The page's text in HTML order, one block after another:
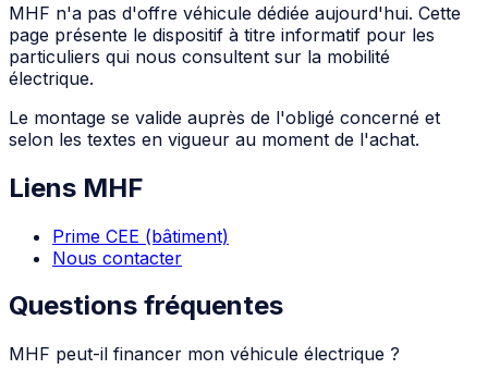
MHF n'a pas d'offre véhicule dédiée aujourd'hui. Cette
page présente le dispositif à titre informatif pour les
particuliers qui nous consultent sur la mobilité
électrique.
Le montage se valide auprès de l'obligé concerné et
selon les textes en vigueur au moment de l'achat.
Liens MHF
Prime CEE (bâtiment)
Nous contacter
Questions fréquentes
MHF peut-il financer mon véhicule électrique ?